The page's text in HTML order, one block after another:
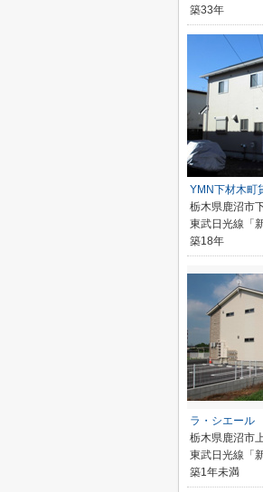
築33年
YMN下材木町
栃木県鹿沼市
東武日光線「
築18年
ラ・シエール
栃木県鹿沼市
東武日光線「
築1年未満